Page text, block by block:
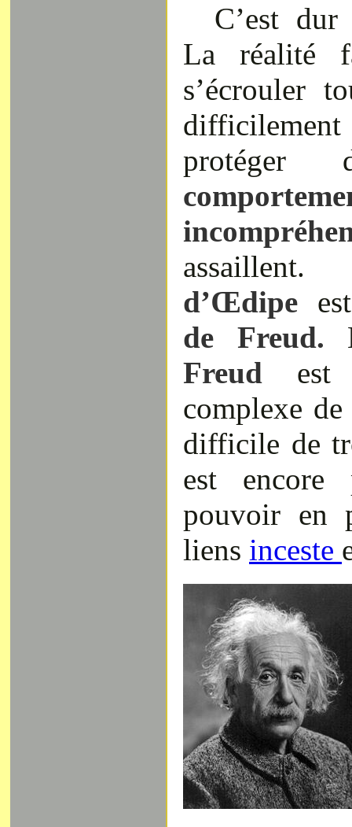
C’est
La réalité
s’écrouler
difficilement
protéger
d’Œdipe
de Freud.
Freud est
complexe
difficile de
est
pouvoir en
liens inceste